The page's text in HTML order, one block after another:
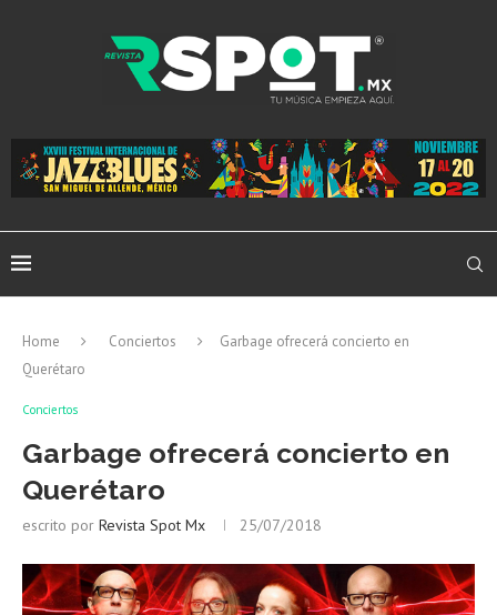
Home Conciertos
Garbage ofrecerá concierto en
Querétaro
Conciertos
Garbage ofrecerá concierto en
Querétaro
escrito por Revista Spot Mx 25/07/2018